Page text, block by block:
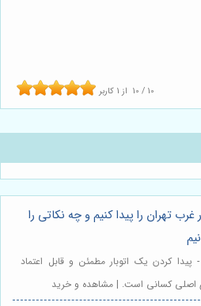
10 / 10 از1 کاربر
غرب تهران را پیدا کنیم و چه نکاتی را
- پیدا کردن یک اتوبار مطمئن و قابل اعتماد
اصلی کسانی است. | مشاهده و خرید